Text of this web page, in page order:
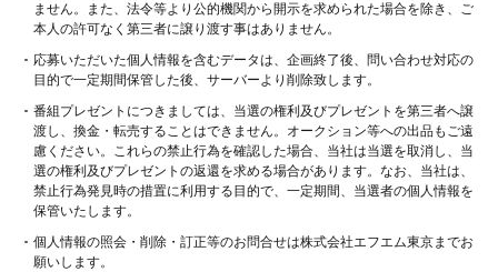
ません。また、法令等より公的機関から開示を求められた場合を除き、ご
本人の許可なく第三者に譲り渡す事はありません。
応募いただいた個人情報を含むデータは、企画終了後、問い合わせ対応の
目的で一定期間保管した後、サーバーより削除致します。
番組プレゼントにつきましては、当選の権利及びプレゼントを第三者へ譲
渡し、換金・転売することはできません。オークション等への出品もご遠
慮ください。これらの禁止行為を確認した場合、当社は当選を取消し、当
選の権利及びプレゼントの返還を求める場合があります。なお、当社は、
禁止行為発見時の措置に利用する目的で、一定期間、当選者の個人情報を
保管いたします。
個人情報の照会・削除・訂正等のお問合せは株式会社エフエム東京までお
願いします。